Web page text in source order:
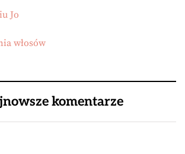
Jo
włosów
komentarze